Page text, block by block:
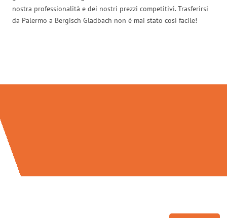
nostra professionalità e dei nostri prezzi competitivi. Trasferirsi
da Palermo a Bergisch Gladbach non è mai stato così facile!